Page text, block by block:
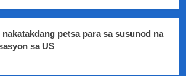
petsa para sa susunod na
sa US